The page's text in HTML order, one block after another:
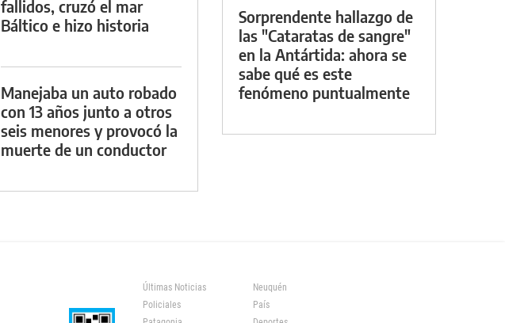
fallidos, cruzó el mar
Báltico e hizo historia
Manejaba un auto robado
con 13 años junto a otros
seis menores y provocó la
muerte de un conductor
Sorprendente hallazgo de
las "Cataratas de sangre"
en la Antártida: ahora se
sabe qué es este
fenómeno puntualmente
Últimas Noticias
Neuquén
Policiales
País